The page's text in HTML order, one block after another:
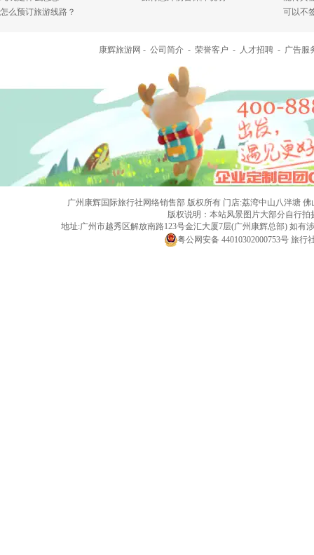
怎么预订旅游线路？
可以不
康辉旅游网 - 公司简介 - 荣誉客户 - 人才招聘 - 广告服
广州康辉国际旅行社网络销售部 版权所有 门店:荔湾中山八泮塘 佛
版权说明：本站风景图片大部分自行
地址:广州市越秀区解放南路123号金汇大厦7层(广州康辉总部) 如
粤公网安备 44010302000753号 旅行